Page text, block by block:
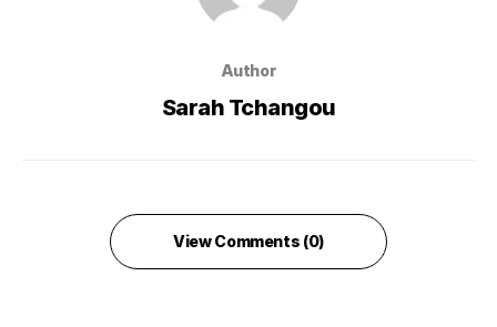
Author
Sarah Tchangou
View Comments (0)